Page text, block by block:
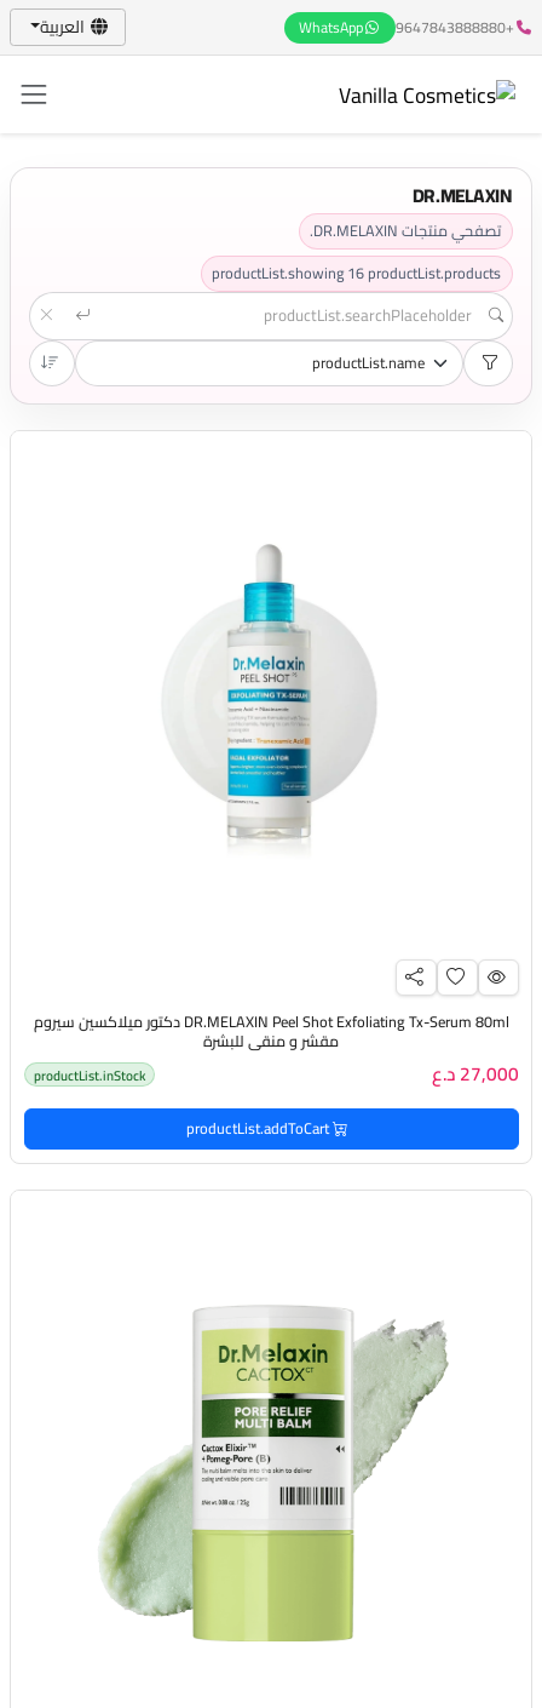
+9647843888880
WhatsApp العربية
DR.MELAXIN
تصفحي منتجات DR.MELAXIN.
productList.showing16productList.products
DR.MELAXIN Peel Shot Exfoliating Tx-Serum 80ml دكتور ميلاكسين سيروم
مقشر و منقي للبشرة
27,000 د.ع productList.inStock
productList.addToCart